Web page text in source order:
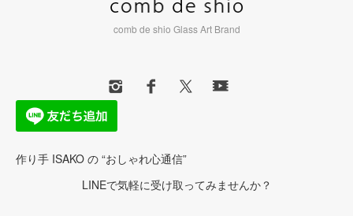
comb de shio Glass Art Brand
作り手 ISAKO の “おしゃれ心通信”
LINEで気軽に受け取ってみませんか？